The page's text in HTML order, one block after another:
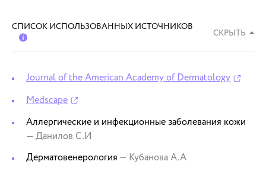
СПИСОК ИСПОЛЬЗОВАННЫХ ИСТОЧНИКОВ
СКРЫТЬ
Journal of the American Academy of Dermatology
Medscape
Аллергические и инфекционные заболевания кожи
— Данилов С.И
Дерматовенерология — Кубанова А.А